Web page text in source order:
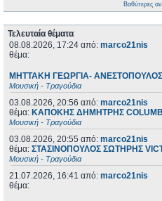
Βαθύτερες
Τελευταία θέματα
08.08.2026, 17:24 από: marco21nis
θέμα:
ΜΗΤΤΑΚΗ ΓΕΩΡΓΙΑ- ΑΝΕΣΤΟΠΟΥΛΟΣ
Μουσική - Τραγούδια
03.08.2026, 20:56 από: marco21nis
θέμα: ΚΑΠΟΚΗΣ ΔΗΜΗΤΡΗΣ
Μουσική - Τραγούδια
03.08.2026, 20:55 από: marco21nis
θέμα: ΣΤΑΣΙΝΟΠΟΥΛΟΣ ΣΩΤΗΡΗΣ
Μουσική - Τραγούδια
21.07.2026, 16:41 από: marco21nis
θέμα: